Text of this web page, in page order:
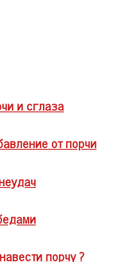
и сглаза
от порчи
порчу ?